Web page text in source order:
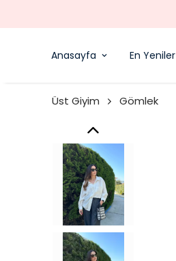
Anasayfa En Yeniler
Üst Giyim Gömlek